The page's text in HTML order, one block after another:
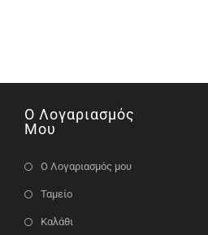
Ο Λογαριασμός
Μου
Ο Λογαριασμός μου
Ταμείο
Καλάθι